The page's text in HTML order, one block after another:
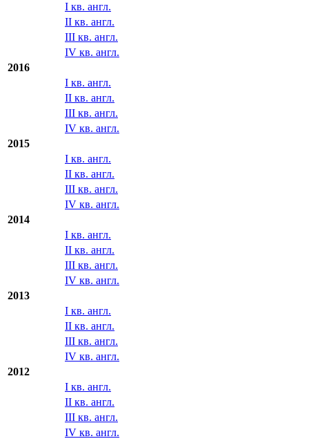
I кв. англ.
II кв. англ.
III кв. англ.
IV кв. англ.
2016
I кв. англ.
II кв. англ.
III кв. англ.
IV кв. англ.
2015
I кв. англ.
II кв. англ.
III кв. англ.
IV кв. англ.
2014
I кв. англ.
II кв. англ.
III кв. англ.
IV кв. англ.
2013
I кв. англ.
II кв. англ.
III кв. англ.
IV кв. англ.
2012
I кв. англ.
II кв. англ.
III кв. англ.
IV кв. англ.